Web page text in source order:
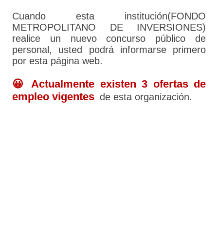
Cuando esta institución(FONDO
METROPOLITANO DE INVERSIONES)
realice un nuevo concurso público de
personal, usted podrá informarse primero
por esta página web.
😀 Actualmente existen 3 ofertas de
empleo vigentes de esta organización.